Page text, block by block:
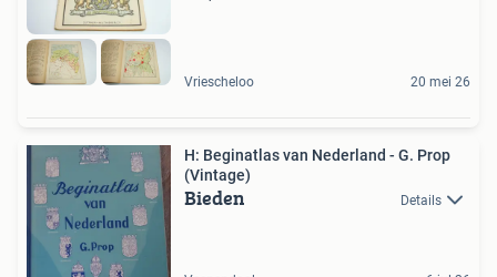
Vriescheloo 20 mei 26
H: Beginatlas van Nederland - G. Prop
(Vintage)
Bieden Details